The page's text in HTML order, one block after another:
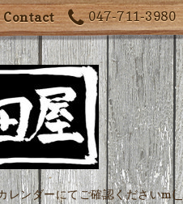
047-711-3980
Contact
レンダーにてご確認くださいm(_